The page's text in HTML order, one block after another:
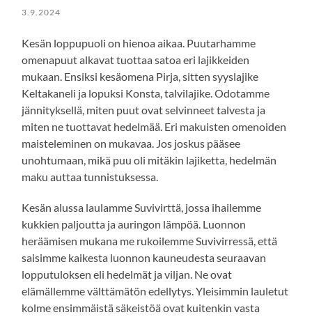
3.9.2024
Kesän loppupuoli on hienoa aikaa. Puutarhamme
omenapuut alkavat tuottaa satoa eri lajikkeiden
mukaan. Ensiksi kesäomena Pirja, sitten syyslajike
Keltakaneli ja lopuksi Konsta, talvilajike. Odotamme
jännityksellä, miten puut ovat selvinneet talvesta ja
miten ne tuottavat hedelmää. Eri makuisten omenoiden
maisteleminen on mukavaa. Jos joskus pääsee
unohtumaan, mikä puu oli mitäkin lajiketta, hedelmän
maku auttaa tunnistuksessa.
Kesän alussa laulamme Suvivirttä, jossa ihailemme
kukkien paljoutta ja auringon lämpöä. Luonnon
heräämisen mukana me rukoilemme Suvivirressä, että
saisimme kaikesta luonnon kauneudesta seuraavan
lopputuloksen eli hedelmät ja viljan. Ne ovat
elämällemme välttämätön edellytys. Yleisimmin lauletut
kolme ensimmäistä säkeistöä ovat kuitenkin vasta